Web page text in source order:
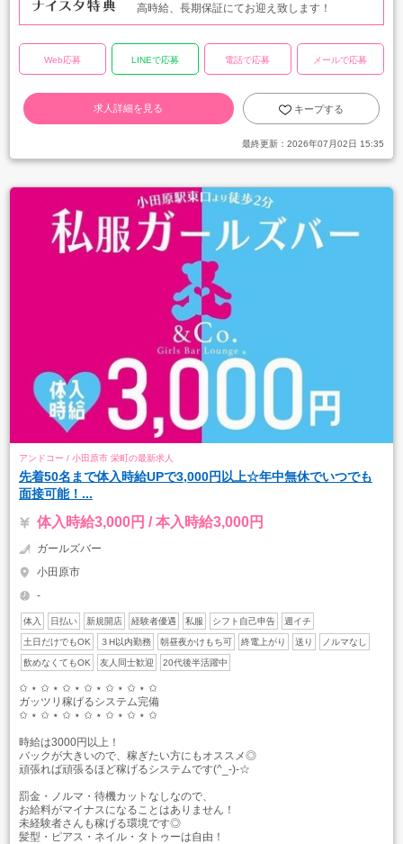
高時給、長期保証にてお迎え致します！
Web応募 LINEで応募 電話で応募 メールで応募
求人詳細を見る キープする
最終更新： 2026年07月02日 15:35
アンドコー / 小田原市 栄町の最新求人
先着50名まで体入時給UPで3,000円以上☆年中無休でいつでも
面接可能！...
体入時給3,000円 / 本入時給3,000円
ガールズバー
小田原市
-
体入 日払い 新規開店 経験者優遇 私服 シフト自己申告 週イチ
土日だけでもOK ３H以内勤務 朝昼夜かけもち可 終電上がり 送り ノルマなし
飲めなくてもOK 友人同士歓迎 20代後半活躍中
✩ ⋆ ✩ ⋆ ✩ ⋆ ✩ ⋆ ✩ ⋆ ✩ ⋆ ✩
ガッツリ稼げるシステム完備
✩ ⋆ ✩ ⋆ ✩ ⋆ ✩ ⋆ ✩ ⋆ ✩ ⋆ ✩
時給は3000円以上！
バックが大きいので、稼ぎたい方にもオススメ◎
頑張れば頑張るほど稼げるシステムです(^_-)-☆
罰金・ノルマ・待機カットなしなので、
お給料がマイナスになることはありません！
未経験者さんも稼げる環境です◎
髪型・ピアス・ネイル・タトゥーは自由！